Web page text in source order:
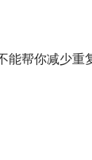
帮你减少重